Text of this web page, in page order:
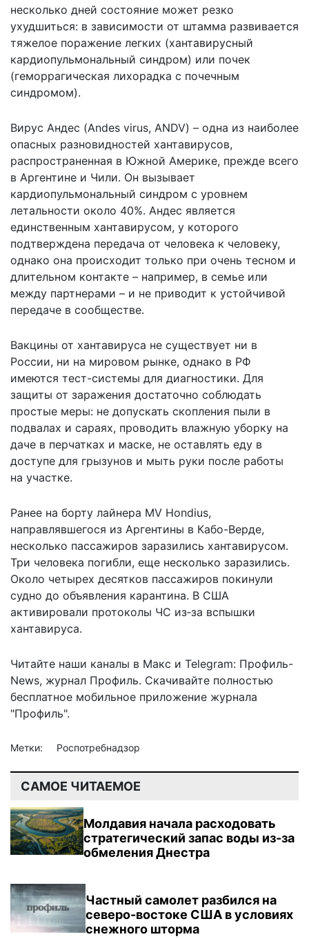
несколько дней состояние может резко
ухудшиться: в зависимости от штамма развивается
тяжелое поражение легких (хантавирусный
кардиопульмональный синдром) или почек
(геморрагическая лихорадка с почечным
синдромом).
Вирус Андес (Andes virus, ANDV) – одна из наиболее
опасных разновидностей хантавирусов,
распространенная в Южной Америке, прежде всего
в Аргентине и Чили. Он вызывает
кардиопульмональный синдром с уровнем
летальности около 40%. Андес является
единственным хантавирусом, у которого
подтверждена передача от человека к человеку,
однако она происходит только при очень тесном и
длительном контакте – например, в семье или
между партнерами – и не приводит к устойчивой
передаче в сообществе.
Вакцины от хантавируса не существует ни в
России, ни на мировом рынке, однако в РФ
имеются тест-системы для диагностики. Для
защиты от заражения достаточно соблюдать
простые меры: не допускать скопления пыли в
подвалах и сараях, проводить влажную уборку на
даче в перчатках и маске, не оставлять еду в
доступе для грызунов и мыть руки после работы
на участке.
Ранее на борту лайнера MV Hondius,
направлявшегося из Аргентины в Кабо-Верде,
несколько пассажиров заразились хантавирусом.
Три человека погибли, еще несколько заразились.
Около четырех десятков пассажиров покинули
судно до объявления карантина. В США
активировали протоколы ЧС из‑за вспышки
хантавируса.
Читайте наши каналы в Макс и Telegram: Профиль-
News, журнал Профиль. Скачивайте полностью
бесплатное мобильное приложение журнала
"Профиль".
Метки: Роспотребнадзор
САМОЕ ЧИТАЕМОЕ
Молдавия начала расходовать
стратегический запас воды из-за
обмеления Днестра
Частный самолет разбился на
северо-востоке США в условиях
снежного шторма